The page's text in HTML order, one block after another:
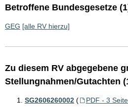
Betroffene Bundesgesetze
GEG [alle RV hierzu]
Zu diesem RV abgegebene
Stellungnahmen/Gutachten
SG2606260002 ( PDF - 3